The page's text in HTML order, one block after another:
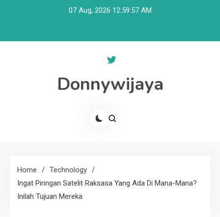
07 Aug, 2026 12:59:58 AM
Donnywijaya
Home
Technology
Ingat Piringan Satelit Raksasa Yang Ada Di Mana-Mana?
Inilah Tujuan Mereka